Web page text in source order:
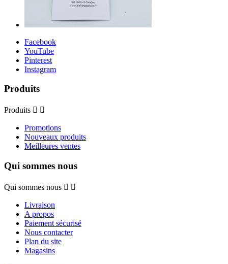
Facebook
YouTube
Pinterest
Instagram
Produits
Produits  
Promotions
Nouveaux produits
Meilleures ventes
Qui sommes nous
Qui sommes nous  
Livraison
A propos
Paiement sécurisé
Nous contacter
Plan du site
Magasins